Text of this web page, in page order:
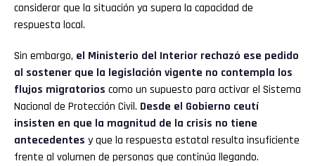
considerar que la situación ya supera la capacidad de
respuesta local.
Sin embargo, el Ministerio del Interior rechazó ese pedido
al sostener que la legislación vigente no contempla los
flujos migratorios como un supuesto para activar el Sistema
Nacional de Protección Civil. Desde el Gobierno ceutí
insisten en que la magnitud de la crisis no tiene
antecedentes y que la respuesta estatal resulta insuficiente
frente al volumen de personas que continúa llegando.